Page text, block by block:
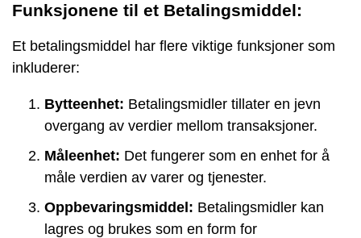
Funksjonene til et Betalingsmiddel:
Et betalingsmiddel har flere viktige funksjoner som
inkluderer:
Bytteenhet: Betalingsmidler tillater en jevn
overgang av verdier mellom transaksjoner.
Måleenhet: Det fungerer som en enhet for å
måle verdien av varer og tjenester.
Oppbevaringsmiddel: Betalingsmidler kan
lagres og brukes som en form for